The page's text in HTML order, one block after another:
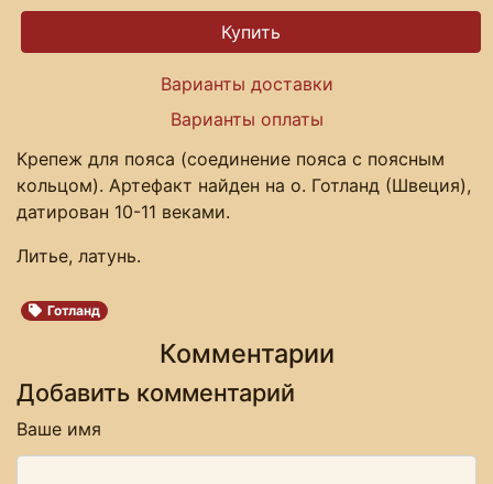
Варианты доставки
Варианты оплаты
Крепеж для пояса (соединение пояса с поясным
кольцом). Артефакт найден на о. Готланд (Швеция),
датирован 10-11 веками.
Литье, латунь.
Готланд
Комментарии
Добавить комментарий
Ваше имя